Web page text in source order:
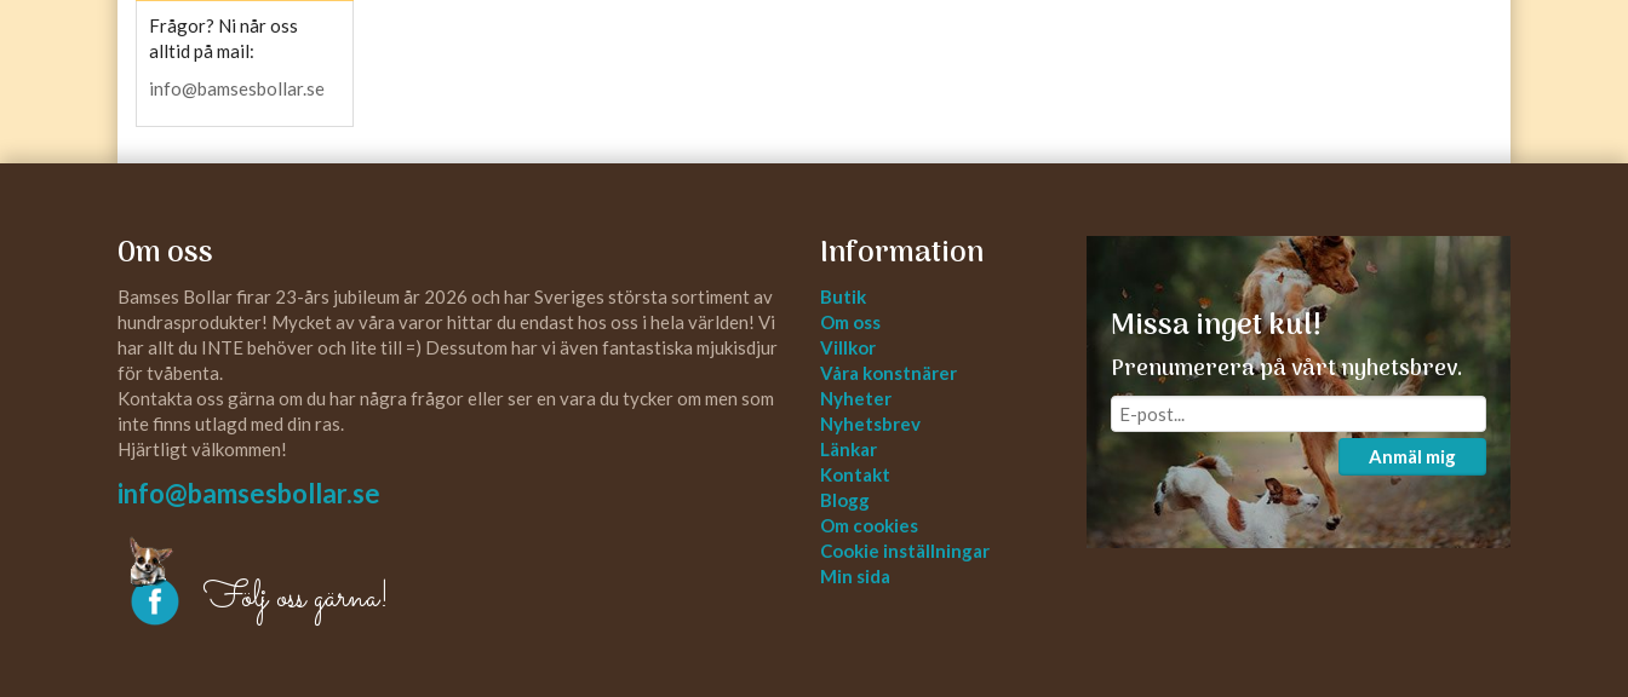
Frågor? Ni når oss
alltid på mail:
info@bamsesbollar.se
Missa inget kul!
Prenumerera på vårt nyhetsbrev.
Anmäl mig
Information
Butik
Om oss
Villkor
Våra konstnärer
Nyheter
Nyhetsbrev
Länkar
Kontakt
Blogg
Om cookies
Cookie inställningar
Min sida
Om oss
Bamses Bollar firar 23-års jubileum år 2026 och har Sveriges största sortiment av
hundrasprodukter! Mycket av våra varor hittar du endast hos oss i hela världen! Vi
har allt du INTE behöver och lite till =) Dessutom har vi även fantastiska mjukisdjur
för tvåbenta.
Kontakta oss gärna om du har några frågor eller ser en vara du tycker om men som
inte finns utlagd med din ras.
Hjärtligt välkommen!
info@bamsesbollar.se
Följ oss gärna!